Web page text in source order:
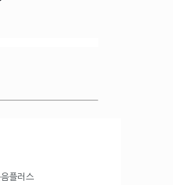
플러스